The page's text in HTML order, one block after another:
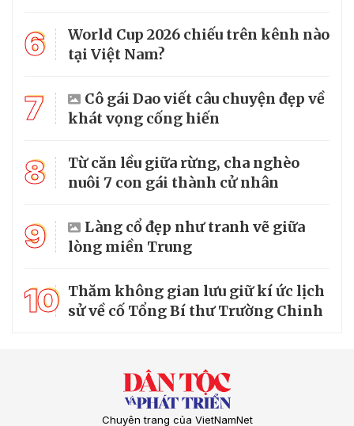
6
World Cup 2026 chiếu trên kênh nào
tại Việt Nam?
7
Cô gái Dao viết câu chuyện đẹp về
khát vọng cống hiến
8
Từ căn lều giữa rừng, cha nghèo
nuôi 7 con gái thành cử nhân
9
Làng cổ đẹp như tranh vẽ giữa
lòng miền Trung
10 Thăm không gian lưu giữ kí ức lịch
sử về cố Tổng Bí thư Trường Chinh
Chuyên trang của VietNamNet